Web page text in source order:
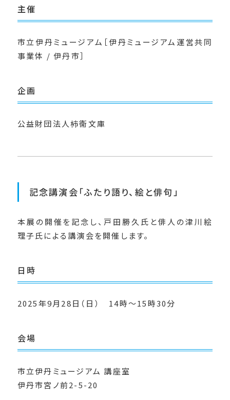
主催
市立伊丹ミュージアム［伊丹ミュージアム運営共同
事業体 / 伊丹市］
企画
公益財団法人柿衞文庫
記念講演会「ふたり語り、絵と俳句」
本展の開催を記念し、戸田勝久氏と俳人の津川絵
理子氏による講演会を開催します。
日時
2025年9月28日（日） 14時～15時30分
会場
市立伊丹ミュージアム 講座室
伊丹市宮ノ前2-5-20